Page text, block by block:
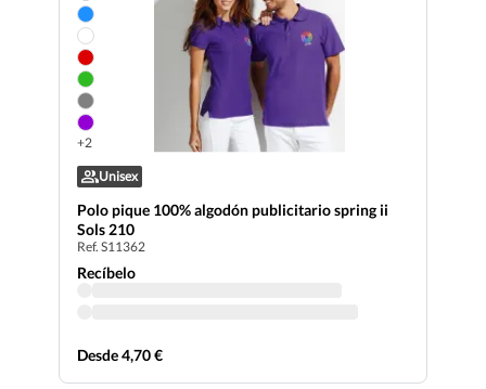
+2
Unisex
Polo pique 100% algodón publicitario spring ii
Sols 210
Ref. S11362
Recíbelo
Desde 4,70 €